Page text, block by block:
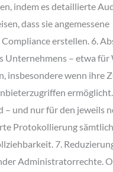
indem es detaillierte
dass sie angemessene
erstellen. 6.
– etwa für
insbesondere wenn ihre
– und nur für den jeweils
Protokollierung
7.
Administratorrechte.